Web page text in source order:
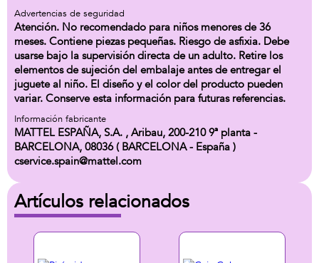
Advertencias de seguridad
Atención. No recomendado para niños menores de 36
meses. Contiene piezas pequeñas. Riesgo de asfixia. Debe
usarse bajo la supervisión directa de un adulto. Retire los
elementos de sujeción del embalaje antes de entregar el
juguete al niño. El diseño y el color del producto pueden
variar. Conserve esta información para futuras referencias.
Información fabricante
MATTEL ESPAÑA, S.A. , Aribau, 200-210 9ª planta -
BARCELONA, 08036 ( BARCELONA - España )
cservice.spain@mattel.com
Artículos relacionados